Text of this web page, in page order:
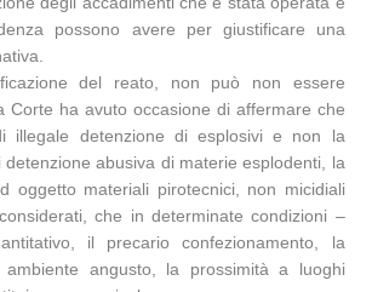
possono avere per giustificare una
del reato, non può non essere
Corte ha avuto occasione di affermare che
illegale detenzione di esplosivi e non la
abusiva di materie esplodenti, la
oggetto materiali pirotecnici, non micidiali
che in determinate condizioni –
il precario confezionamento, la
ambiente angusto, la prossimità a luoghi